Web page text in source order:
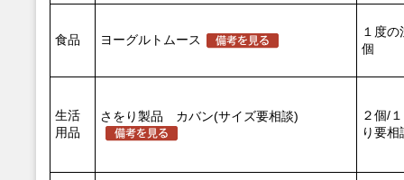
食品 ヨーグルトムース
１度
個
生活
用品
さをり製品 カバン(サイズ要相談)
２個/
り要相